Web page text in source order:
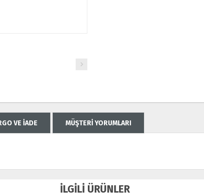
VE İADE MÜŞTERİ YORUMLARI
İLGİLİ ÜRÜNLER